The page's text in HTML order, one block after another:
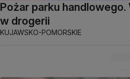
Pożar parku handlowego.
w drogerii
KUJAWSKO-POMORSKIE